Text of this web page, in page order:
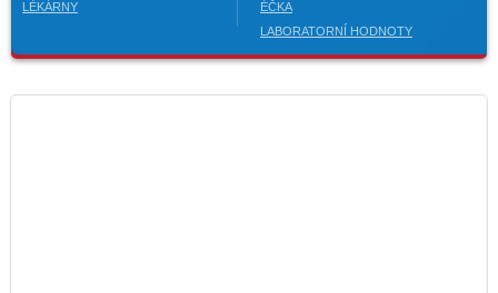
LÉKÁRNY
ÉČKA
LABORATORNÍ HODNOTY